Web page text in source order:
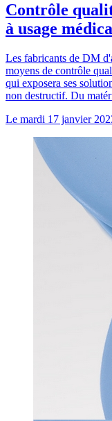
Contrôle
à usage
Les fabricants de DM
moyens de contrôle
qui exposera ses
non destructif. Du
Le mardi 17 janvier